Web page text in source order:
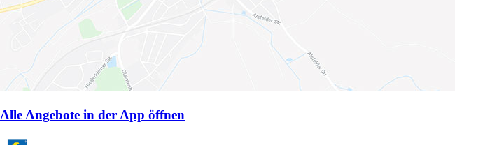
Alle Angebote in der App öffnen